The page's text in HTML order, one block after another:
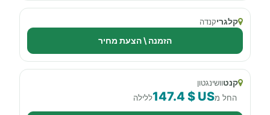
קלגריקנדה
הזמנה \ הצעת מחיר
קנטוושינגטון
החל מ147.4 $ USללילה